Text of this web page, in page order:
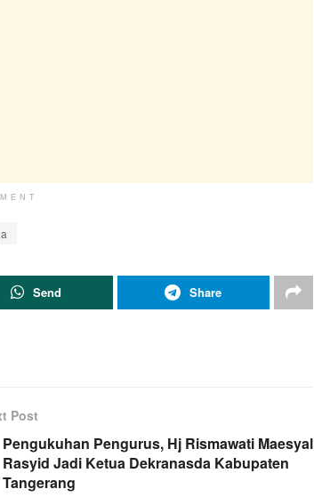
Send Share
Post
Pengukuhan Pengurus, Hj Rismawati Maesyal
Rasyid Jadi Ketua Dekranasda Kabupaten
Tangerang